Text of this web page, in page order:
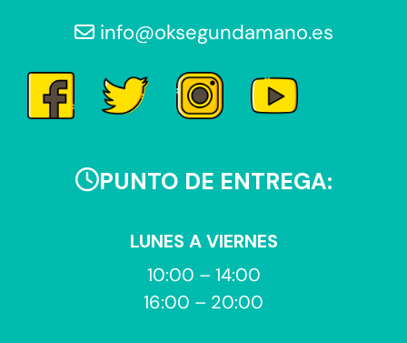
info@oksegundamano.es
PUNTO DE ENTREGA:
LUNES A VIERNES
10:00 – 14:00
16:00 – 20:00